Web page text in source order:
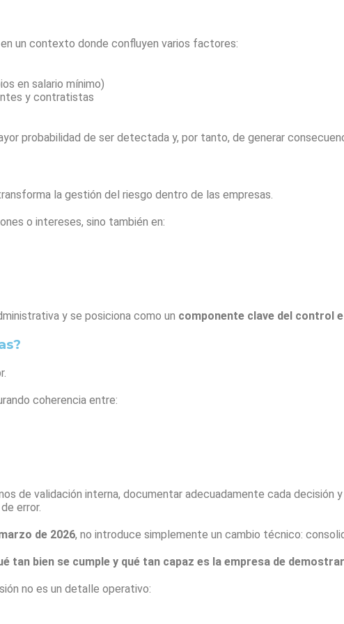
un contexto donde confluyen varios factores:
en salario mínimo)
y contratistas
probabilidad de ser detectada y, por tanto, de generar
la gestión del riesgo dentro de las empresas.
o intereses, sino también en:
y se posiciona como un componente clave del control
coherencia entre:
de validación interna, documentar adecuadamente cada decisión
error.
de 2026, no introduce simplemente un cambio técnico:
tan bien se cumple y qué tan capaz es la empresa de
no es un detalle operativo: